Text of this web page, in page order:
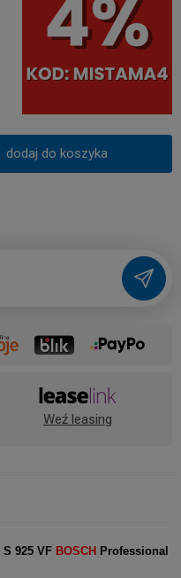
dodaj do koszyka
Weź leasing
S 925 VF BOSCH Professional